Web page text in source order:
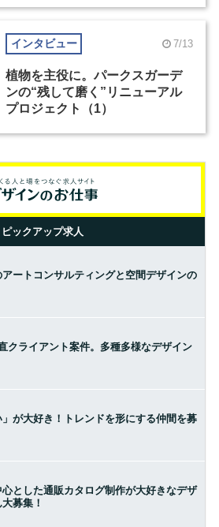
インタビュー 7/13
植物を主役に。パークスガーデ
ンの“残して磨く”リニューアル
プロジェクト（1）
ピックアップ求人
ートコンサルティングと空間デザインの
クライアント案件。多種多様なデザイン
」が大好き！トレンドを形にする仲間を募
とした通販カタログ制作が大好きなデザ
募集！